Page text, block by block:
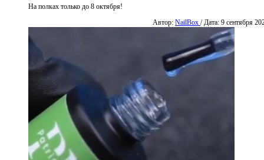
На полках только до 8 октября!
Автор: NailBox / Дата: 9 сентября